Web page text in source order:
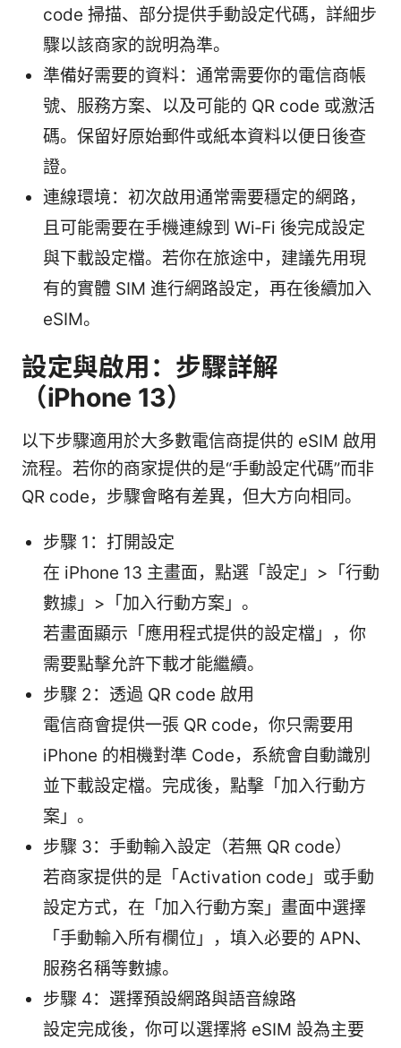
code 掃描、部分提供手動設定代碼，詳細步
驟以該商家的說明為準。
準備好需要的資料：通常需要你的電信商帳
號、服務方案、以及可能的 QR code 或激活
碼。保留好原始郵件或紙本資料以便日後查
證。
連線環境：初次啟用通常需要穩定的網路，
且可能需要在手機連線到 Wi‑Fi 後完成設定
與下載設定檔。若你在旅途中，建議先用現
有的實體 SIM 進行網路設定，再在後續加入
eSIM。
設定與啟用：步驟詳解
（iPhone 13）
以下步驟適用於大多數電信商提供的 eSIM 啟用
流程。若你的商家提供的是“手動設定代碼”而非
QR code，步驟會略有差異，但大方向相同。
步驟 1：打開設定
在 iPhone 13 主畫面，點選「設定」>「行動
數據」>「加入行動方案」。
若畫面顯示「應用程式提供的設定檔」，你
需要點擊允許下載才能繼續。
步驟 2：透過 QR code 啟用
電信商會提供一張 QR code，你只需要用
iPhone 的相機對準 Code，系統會自動識別
並下載設定檔。完成後，點擊「加入行動方
案」。
步驟 3：手動輸入設定（若無 QR code）
若商家提供的是「Activation code」或手動
設定方式，在「加入行動方案」畫面中選擇
「手動輸入所有欄位」，填入必要的 APN、
服務名稱等數據。
步驟 4：選擇預設網路與語音線路
設定完成後，你可以選擇將 eSIM 設為主要